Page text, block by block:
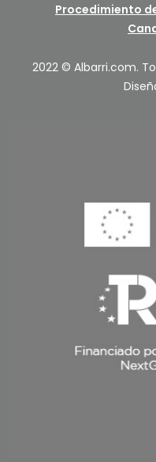
Procedimiento
2022 © Albarri.com.